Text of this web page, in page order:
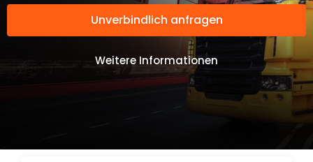
Unverbindlich anfragen
Weitere Informationen